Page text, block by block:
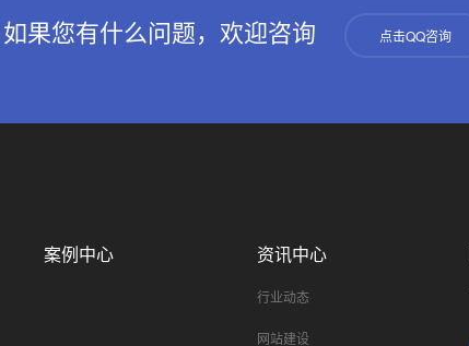
如果您有什么问题，欢迎咨询 点击QQ咨询
案例中心 资讯中心
行业动态
网站建设